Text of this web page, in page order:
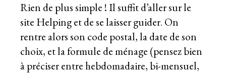
Rien de plus simple ! Il suffit d’aller sur le
site Helping et de se laisser guider. On
rentre alors son code postal, la date de son
choix, et la formule de ménage (pensez bien
à préciser entre hebdomadaire, bi-mensuel,